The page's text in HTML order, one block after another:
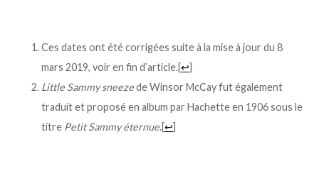
Ces dates ont été corrigées suite à la mise à jour du 8
mars 2019, voir en fin d’article.[↩]
Little Sammy sneezede Winsor McCay fut également
traduit et proposé en album par Hachette en 1906 sous le
titre Petit Sammy éternue.[↩]